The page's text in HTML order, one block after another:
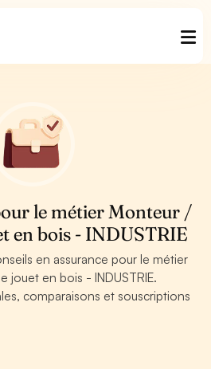
le métier Monteur /
en bois - INDUSTRIE
en assurance pour le métier
jouet en bois - INDUSTRIE.
comparaisons et souscriptions